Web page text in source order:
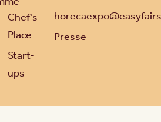
Chef's
Place
Start-
ups
Presse